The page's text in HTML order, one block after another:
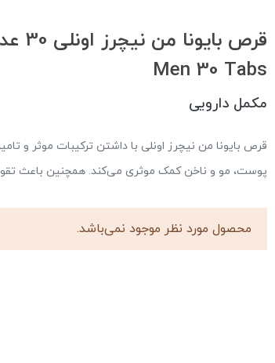
Men 30 Tabs
مکمل دارویی
قرص بایونا من نیچرز اونلی با داشتن ترکیبات موثر و
پوست، مو و ناخن کمک موثری می‌کند. همچنین باعث
محصول مورد نظر موجود نمی‌باشد.